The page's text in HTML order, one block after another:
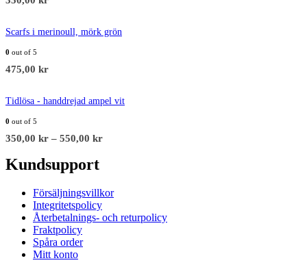
Scarfs i merinoull, mörk grön
0 out of 5
475,00 kr
Tidlösa - handdrejad ampel vit
0 out of 5
350,00 kr – 550,00 kr
Kundsupport
Försäljningsvillkor
Integritetspolicy
Återbetalnings- och returpolicy
Fraktpolicy
Spåra order
Mitt konto